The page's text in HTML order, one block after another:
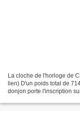
La cloche de l'horloge de
lien) D'un poids total de
donjon porte l'inscription